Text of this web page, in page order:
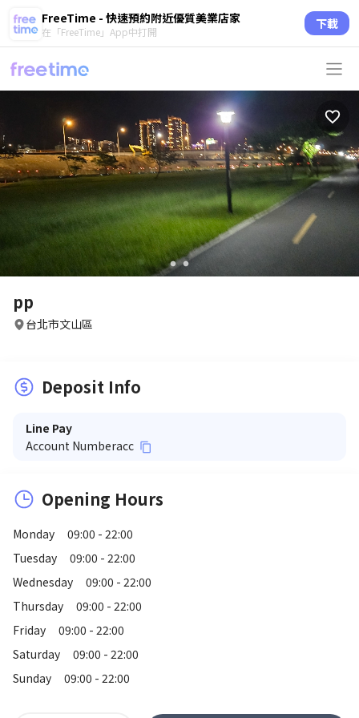
FreeTime - 快速預約附近優質美業店家
在「FreeTime」App中打開 下載
circle circle
pp
台北市文山區
Deposit Info
Line Pay
Account Numberacc content_copy
Opening Hours
Monday
09:00 - 22:00
Tuesday
09:00 - 22:00
Wednesday
09:00 - 22:00
Thursday
09:00 - 22:00
Friday
09:00 - 22:00
Saturday
09:00 - 22:00
Sunday
09:00 - 22:00